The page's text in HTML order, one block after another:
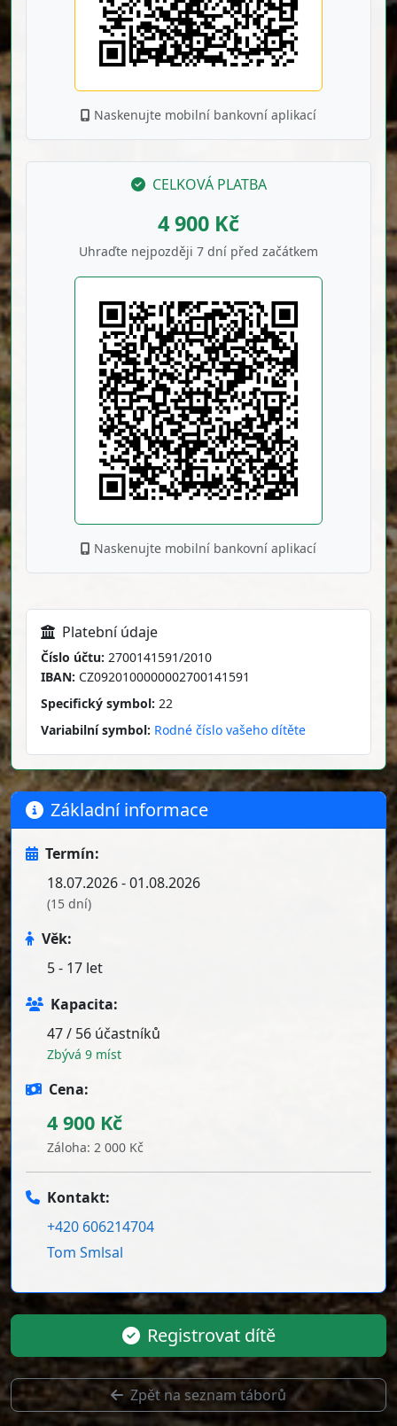
Naskenujte mobilní bankovní aplikací
CELKOVÁ PLATBA
4 900 Kč
Uhraďte nejpozději 7 dní před začátkem
Naskenujte mobilní bankovní aplikací
Platební údaje
Číslo účtu: 2700141591/2010
IBAN: CZ0920100000002700141591
Specifický symbol: 22
Variabilní symbol: Rodné číslo vašeho dítěte
Základní informace
Termín:
18.07.2026 - 01.08.2026
(15 dní)
Věk:
5 - 17 let
Kapacita:
47 / 56 účastníků
Zbývá 9 míst
Cena:
4 900 Kč
Záloha: 2 000 Kč
Kontakt:
+420 606214704
Tom Smlsal
Registrovat dítě
Zpět na seznam táborů